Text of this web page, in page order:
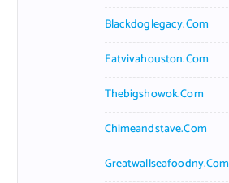
Blackdoglegacy.com
Eatvivahouston.com
Thebigshowok.com
Chimeandstave.com
Greatwallseafoodny.com